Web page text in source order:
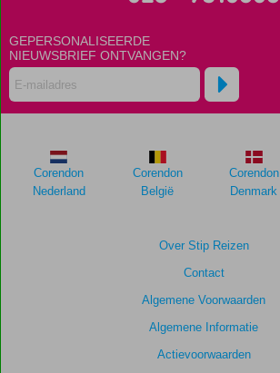
ouder
zijn
dan
maanden
niet
meer
weergegeven
GEPERSONALISEERDE
NIEUWSBRIEF ONTVANGEN?
Over Stip Reizen
Contact
Algemene Voorwaarden
Algemene Informatie
Actievoorwaarden
Corendon
Nederland
Corendon
België
Corendon
Denmark